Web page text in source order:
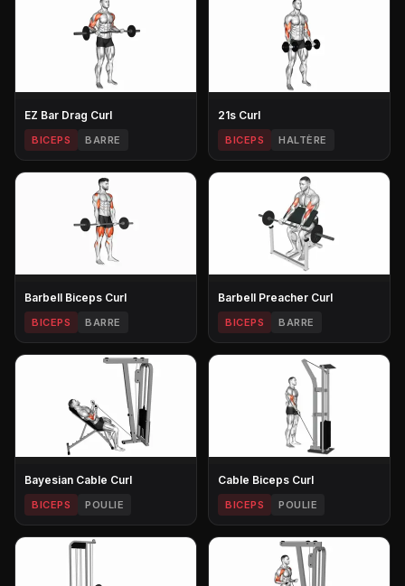
EZ Bar Drag Curl
BICEPS BARRE
21s Curl
BICEPS HALTÈRE
Barbell Biceps Curl
BICEPS BARRE
Barbell Preacher Curl
BICEPS BARRE
Bayesian Cable Curl
BICEPS POULIE
Cable Biceps Curl
BICEPS POULIE